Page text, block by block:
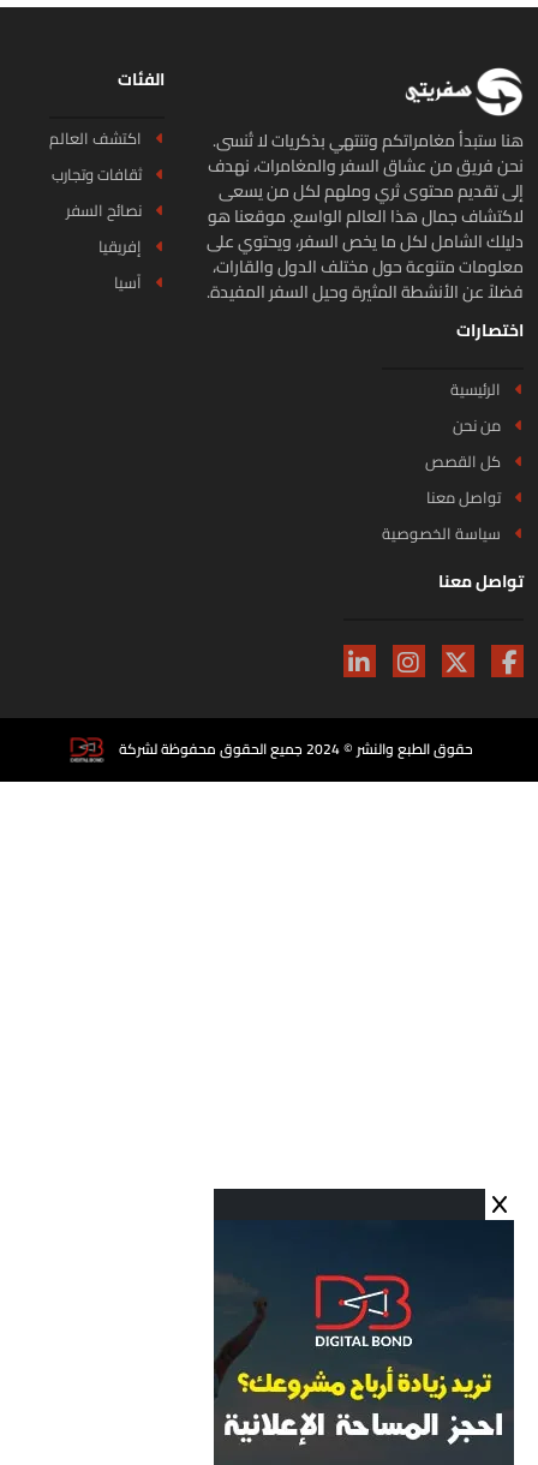
ستبدأ مغامراتكم وتنتهي بذكريات لا تُنسى.
فريق من عشاق السفر والمغامرات، نهدف
تقديم محتوى ثري وملهم لكل من يسعى
جمال هذا العالم الواسع. موقعنا هو
الشامل لكل ما يخص السفر، ويحتوي على
متنوعة حول مختلف الدول والقارات،
عن الأنشطة المثيرة وحيل السفر المفيدة.
الفئات
اكتشف العالم
ثقافات وتجارب
نصائح السفر
إفريقيا
آسيا
الرئيسية
من نحن
كل القصص
تواصل معنا
سياسة الخصوصية
معنا
حقوق الطبع والنشر © 2024 جميع الحقوق محفوظة لشركة